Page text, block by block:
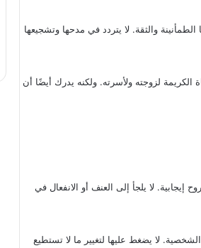
والثقة. لا يتردد في مدحها وتشجيعها
لزوجته ولأسرته. ولكنه يدرك أيضًا أن
لا يلجأ إلى العنف أو الانفعال في
لا يضغط عليها لتغيير ما لا تستطيع